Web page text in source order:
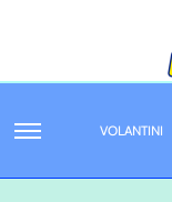
VOLANTINI